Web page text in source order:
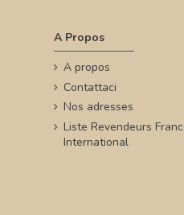
A Propos
A propos
Contattaci
Nos adresses
Liste Revendeurs
International